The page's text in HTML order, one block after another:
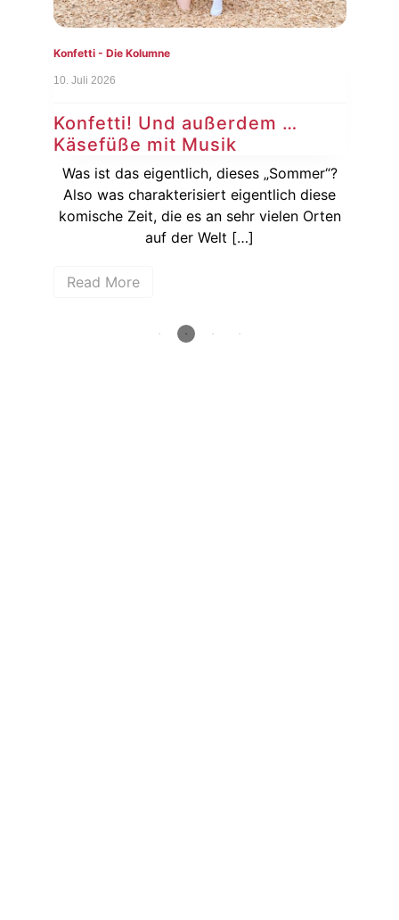
Konfetti - Die Kolumne
10. Juli 2026
Konfetti! Und außerdem …
Käsefüße mit Musik
Was ist das eigentlich, dieses „Sommer“?
Also was charakterisiert eigentlich diese
komische Zeit, die es an sehr vielen Orten
auf der Welt […]
Read More